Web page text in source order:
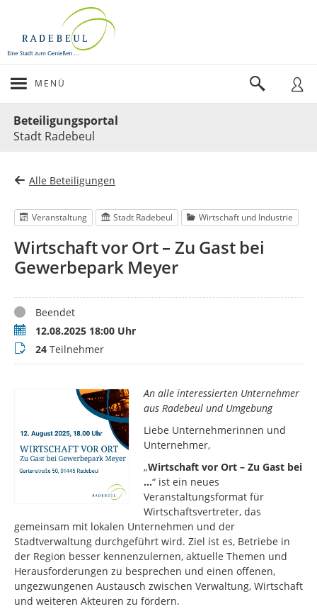
MENÜ
Beteiligungsportal
Stadt Radebeul
Alle Beteiligungen
Veranstaltung Stadt Radebeul Wirtschaft und Industrie
Wirtschaft vor Ort – Zu Gast bei
Gewerbepark Meyer
StatusBeendet
Termin12.08.2025 18:00 Uhr
Teilnehmer
24 Teilnehmer
An alle interessierten Unternehmer
aus Radebeul und Umgebung
Liebe Unternehmerinnen und
Unternehmer,
„Wirtschaft vor Ort – Zu Gast bei
…“ ist ein neues
Veranstaltungsformat für
Wirtschaftsvertreter, das
gemeinsam mit lokalen Unternehmen und der
Stadtverwaltung durchgeführt wird. Ziel ist es, Betriebe in
der Region besser kennenzulernen, aktuelle Themen und
Herausforderungen zu besprechen und einen offenen,
ungezwungenen Austausch zwischen Verwaltung, Wirtschaft
und weiteren Akteuren zu fördern.